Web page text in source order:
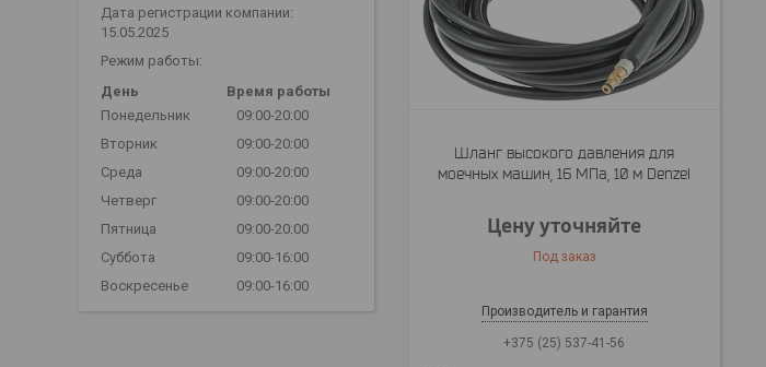
Шланг высокого давления для
моечных машин, 16 МПа, 10 м Denzel
Цену уточняйте
Под заказ
Производитель и гарантия
+375 (25) 537-41-56
Дата регистрации компании:
15.05.2025
Режим работы:
День
Время работы
Понедельник
09:00-20:00
Вторник
09:00-20:00
Среда
09:00-20:00
Четверг
09:00-20:00
Пятница
09:00-20:00
Суббота
09:00-16:00
Воскресенье
09:00-16:00